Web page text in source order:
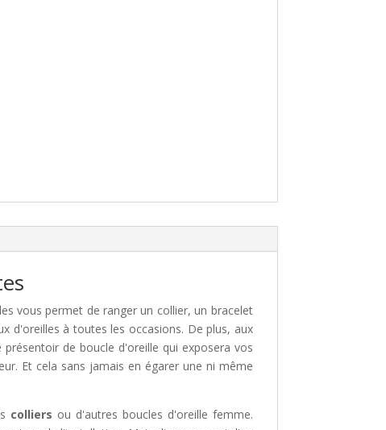
vous permet de ranger un collier, un bracelet
d'oreilles à toutes les occasions. De plus, aux
de boucle d'oreille qui exposera vos
Et cela sans jamais en égarer une ni même
colliers ou d'autres boucles d'oreille femme.